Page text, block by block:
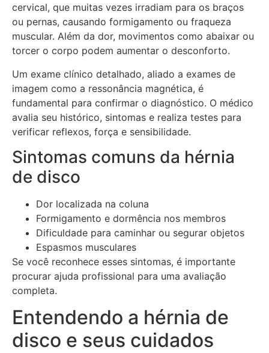
cervical, que muitas vezes irradiam para os braços
ou pernas, causando formigamento ou fraqueza
muscular. Além da dor, movimentos como abaixar ou
torcer o corpo podem aumentar o desconforto.
Um exame clínico detalhado, aliado a exames de
imagem como a ressonância magnética, é
fundamental para confirmar o diagnóstico. O médico
avalia seu histórico, sintomas e realiza testes para
verificar reflexos, força e sensibilidade.
Sintomas comuns da hérnia
de disco
Dor localizada na coluna
Formigamento e dormência nos membros
Dificuldade para caminhar ou segurar objetos
Espasmos musculares
Se você reconhece esses sintomas, é importante
procurar ajuda profissional para uma avaliação
completa.
Entendendo a hérnia de
disco e seus cuidados